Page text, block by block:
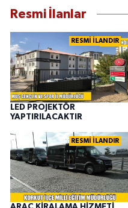
Resmi İlanlar
RESMİ İLANDIR
LED PROJEKTÖR
YAPTIRILACAKTIR
RESMİ İLANDIR